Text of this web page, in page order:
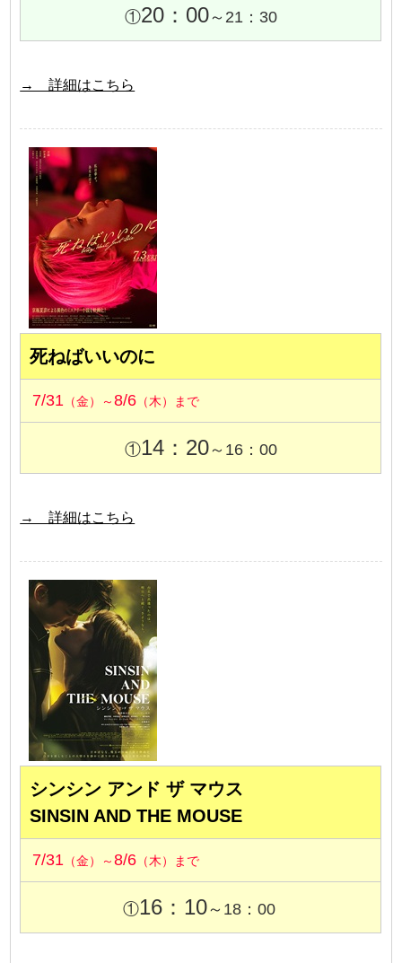
①20：00～21：30
→ 詳細はこちら
死ねばいいのに
7/31 （金）～8/6 （木）まで
①14：20～16：00
→ 詳細はこちら
シンシン アンド ザ マウス
SINSIN AND THE MOUSE
7/31 （金）～8/6 （木）まで
①16：10～18：00